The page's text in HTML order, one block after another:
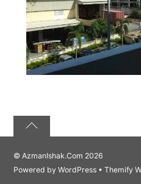
©AzmanIshak.Com 2026
Powered byWordPress •Themify